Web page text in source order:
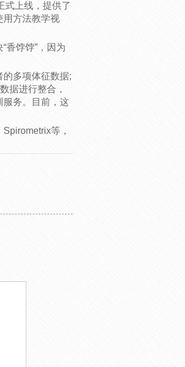
式上线，提供了
用方法教学视
香饽饽”，因为
多项体征数据;
据进行整合，
服务。目前，这
等，